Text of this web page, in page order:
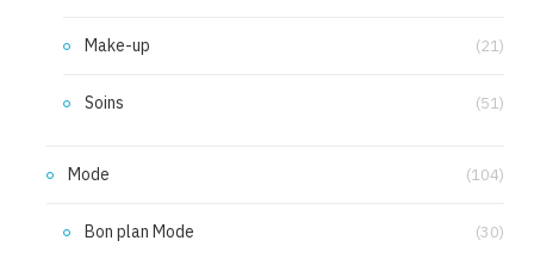
Make-up (21)
Soins (51)
Mode (104)
Bon plan Mode (30)